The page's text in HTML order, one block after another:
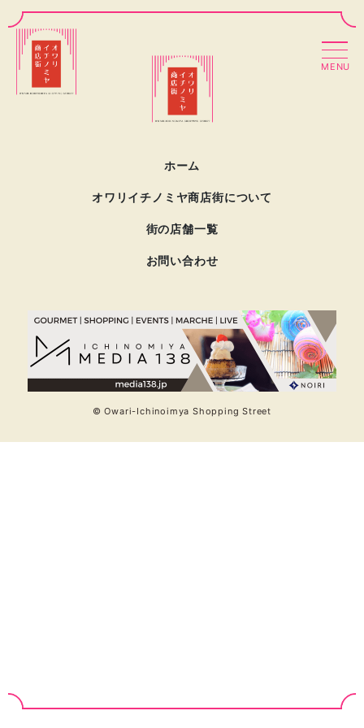
MENU
ホーム
オワリイチノミヤ商店街について
街の店舗一覧
お問い合わせ
© Owari-Ichinoimya Shopping Street